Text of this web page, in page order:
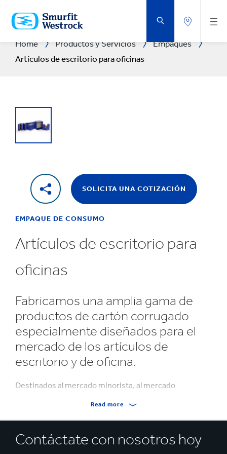
AL
CONTENIDO
PRINCIPAL
Home Productos y Servicios
Empaques
Artículos de escritorio para oficinas
SOLICITA UNA COTIZACIÓN
EMPAQUE DE CONSUMO
Artículos de escritorio para
oficinas
Fabricamos una amplia gama de
productos de cartón corrugado
especialmente diseñados para el
mercado de los artículos de
escritorio y de oficina.
Destinados al mercado minorista, al mercado
nuestros productos están disponibles en una gran
variedad de tamaños estándar o a medida de sus
requisitos de tamaño, impresión y resistencia.
Read more
Contáctate con nosotros hoy